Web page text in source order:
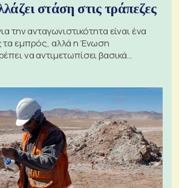
στάση στις τράπεζες
την ανταγωνιστικότητα είναι ένα
εμπρός, αλλά η Ένωση
να αντιμετωπίσει βασικά